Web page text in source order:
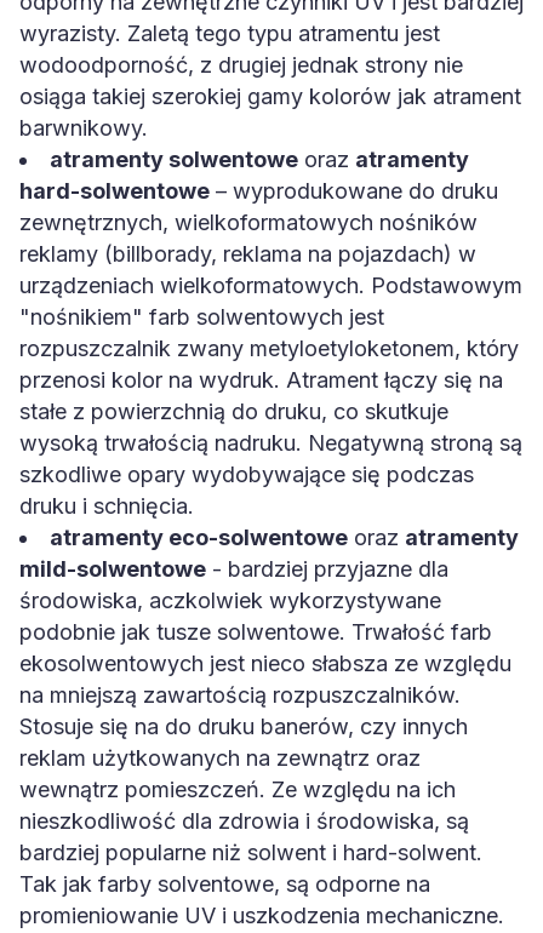
wyrazisty. Zaletą tego typu atramentu jest
wodoodporność, z drugiej jednak strony nie
osiąga takiej szerokiej gamy kolorów jak atrament
barwnikowy.
atramenty solwentowe oraz atramenty
hard-solwentowe – wyprodukowane do druku
zewnętrznych, wielkoformatowych nośników
reklamy (billborady, reklama na pojazdach) w
urządzeniach wielkoformatowych. Podstawowym
"nośnikiem" farb solwentowych jest
rozpuszczalnik zwany metyloetyloketonem, który
przenosi kolor na wydruk. Atrament łączy się na
stałe z powierzchnią do druku, co skutkuje
wysoką trwałością nadruku. Negatywną stroną są
szkodliwe opary wydobywające się podczas
druku i schnięcia.
atramenty eco-solwentowe oraz atramenty
mild-solwentowe - bardziej przyjazne dla
środowiska, aczkolwiek wykorzystywane
podobnie jak tusze solwentowe. Trwałość farb
ekosolwentowych jest nieco słabsza ze względu
na mniejszą zawartością rozpuszczalników.
Stosuje się na do druku banerów, czy innych
reklam użytkowanych na zewnątrz oraz
wewnątrz pomieszczeń. Ze względu na ich
nieszkodliwość dla zdrowia i środowiska, są
bardziej popularne niż solwent i hard-solwent.
Tak jak farby solventowe, są odporne na
promieniowanie UV i uszkodzenia mechaniczne.